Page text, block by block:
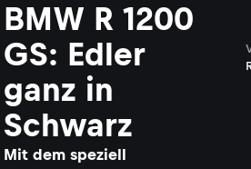
BMW R 1200
GS: Edler
ganz in
Schwarz
Mit dem speziell